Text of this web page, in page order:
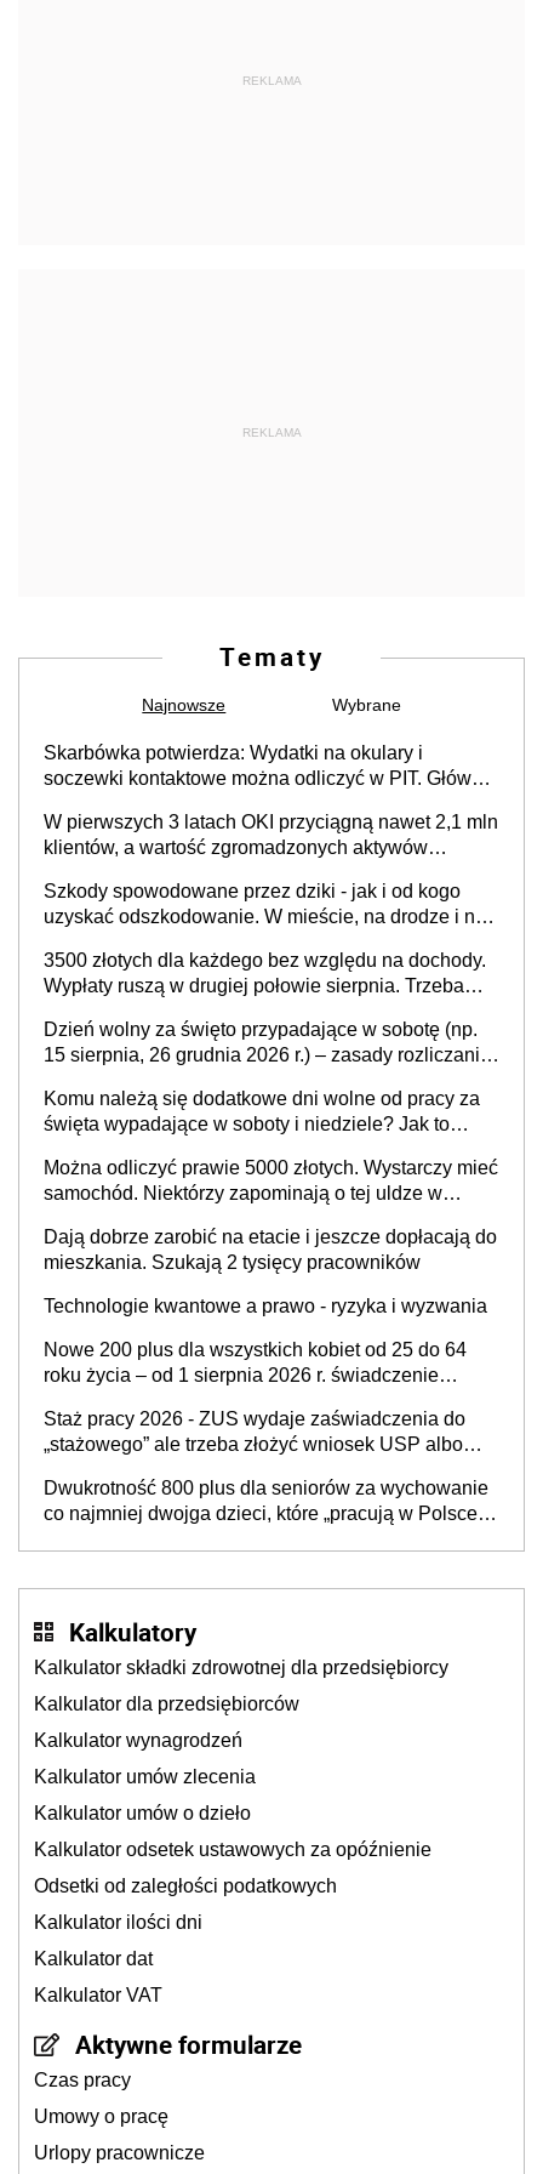
REKLAMA
REKLAMA
Tematy
Najnowsze Wybrane
Skarbówka potwierdza: Wydatki na okulary i
soczewki kontaktowe można odliczyć w PIT. Główny
Częściowe dofinansowanie (np. z zfśs) pomniejsza
odliczenie
W pierwszych 3 latach OKI przyciągną nawet 2,1 mln
klientów, a wartość zgromadzonych aktywów
Szkody spowodowane przez dziki - jak i od kogo
uzyskać odszkodowanie. W mieście, na drodze i na
3500 złotych dla każdego bez względu na dochody.
Wypłaty ruszą w drugiej połowie sierpnia. Trzeba
Dzień wolny za święto przypadające w sobotę (np.
15 sierpnia, 26 grudnia 2026 r.) – zasady rozliczania
i administracja publiczna), najczęstsze pytania
Komu należą się dodatkowe dni wolne od pracy za
święta wypadające w soboty i niedziele? Jak to
Można odliczyć prawie 5000 złotych. Wystarczy mieć
samochód. Niektórzy zapominają o tej uldze w
Dają dobrze zarobić na etacie i jeszcze dopłacają do
mieszkania. Szukają 2 tysięcy pracowników
Technologie kwantowe a prawo - ryzyka i wyzwania
Nowe 200 plus dla wszystkich kobiet od 25 do 64
roku życia – od 1 sierpnia 2026 r. świadczenie
Staż pracy 2026 - ZUS wydaje zaświadczenia do
„stażowego” ale trzeba złożyć wniosek USP albo
zaświadczenie z ZUS?
Dwukrotność 800 plus dla seniorów za wychowanie
co najmniej dwojga dzieci, które „pracują w Polsce i
Kalkulatory
Kalkulator składki zdrowotnej dla przedsiębiorcy
Kalkulator dla przedsiębiorców
Kalkulator wynagrodzeń
Kalkulator umów zlecenia
Kalkulator umów o dzieło
Kalkulator odsetek ustawowych za opóźnienie
Odsetki od zaległości podatkowych
Kalkulator ilości dni
Kalkulator dat
Kalkulator VAT
Aktywne formularze
Czas pracy
Umowy o pracę
Urlopy pracownicze